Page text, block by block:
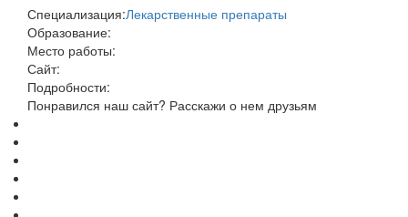
Специализация:Лекарственные препараты
Образование:
Место работы:
Сайт:
Подробности:
Понравился наш сайт? Расскажи о нем друзьям